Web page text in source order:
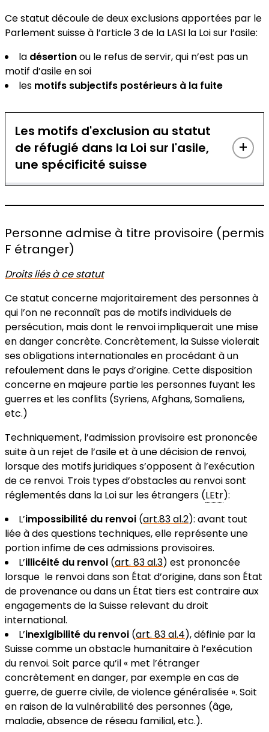
Ce statut découle de deux exclusions apportées par le
Parlement suisse à l’article 3 de la LASI la Loi sur l’asile:
la désertionou le refus de servir, qui n’est pas un
motif d’asile en soi
les motifs subjectifs postérieurs à la fuite
Les motifs d'exclusion au statut
de réfugié dans la Loi sur l'asile,
une spécificité suisse
+
sont exposées à de sérieux préjudices ou
craignent à juste titre de l’être. Les dispositions
de la Convention du 28 juillet 1951 relative au
statut des réfugiés sont réservées
Ne sont pas des réfugiés les personnes qui
font valoir des motifs résultant du comportement
qu’elles ont eu après avoir quitté leur pays
d’origine ou de prove­nance s’ils ne constituent
pas l’expression de convictions ou d’orientations
déjà affichées avant leur départ ni ne
s’inscrivent dans leur pro­longement. Les
dispositions de la Convention du 28 juillet 1951
relative au statut des réfugiés sont réservées
Personne admise à titre provisoire (permis
F étranger)
Droits liés à ce statut
Ce statut concerne majoritairement des personnes à
qui l’on ne reconnaît pas de motifs individuels de
persécution, mais dont le renvoi impliquerait une mise
en danger concrète. Concrètement, la Suisse violerait
ses obligations internationales en procédant à un
refoulement dans le pays d’origine. Cette disposition
concerne en majeure partie les personnes fuyant les
guerres et les conflits (Syriens, Afghans, Somaliens,
etc.)
Techniquement, l’admission provisoire est prononcée
suite à un rejet de l’asile et à une décision de renvoi,
lorsque des motifs juridiques s’opposent à l’exécution
de ce renvoi. Trois types d’obstacles au renvoi sont
réglementés dans la Loi sur les étrangers (LEtr):
L’impossibilité du renvoi (art.83 al.2): avant tout
liée à des questions techniques, elle représente une
portion infime de ces admissions provisoires.
L’illicéité du renvoi (art. 83 al.3) est prononcée
lorsque le renvoi dans son État d’origine, dans son État
de provenance ou dans un État tiers est contraire aux
engagements de la Suisse relevant du droit
international.
L’inexigibilité du renvoi (art. 83 al.4), définie par la
Suisse comme un obstacle humanitaire à l’exécution
du renvoi. Soit parce qu’il « met l’étranger
concrètement en danger, par exemple en cas de
guerre, de guerre civile, de violence généralisée ». Soit
en raison de la vulnérabilité des personnes (âge,
maladie, absence de réseau familial, etc.).